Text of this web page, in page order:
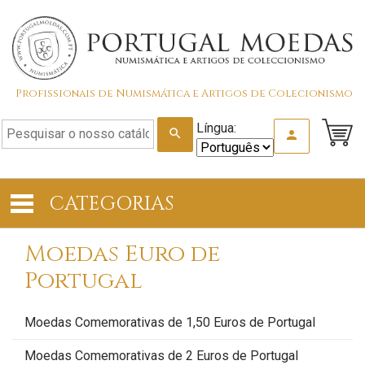
Profissionais de Numismática e Artigos de Colecionismo
search Língua: person
CATEGORIAS
Moedas Euro de
Portugal
Moedas Comemorativas de 1,50 Euros de Portugal
Moedas Comemorativas de 2 Euros de Portugal